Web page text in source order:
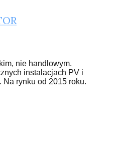
nie handlowym.
instalacjach PV i
rynku od 2015 roku.